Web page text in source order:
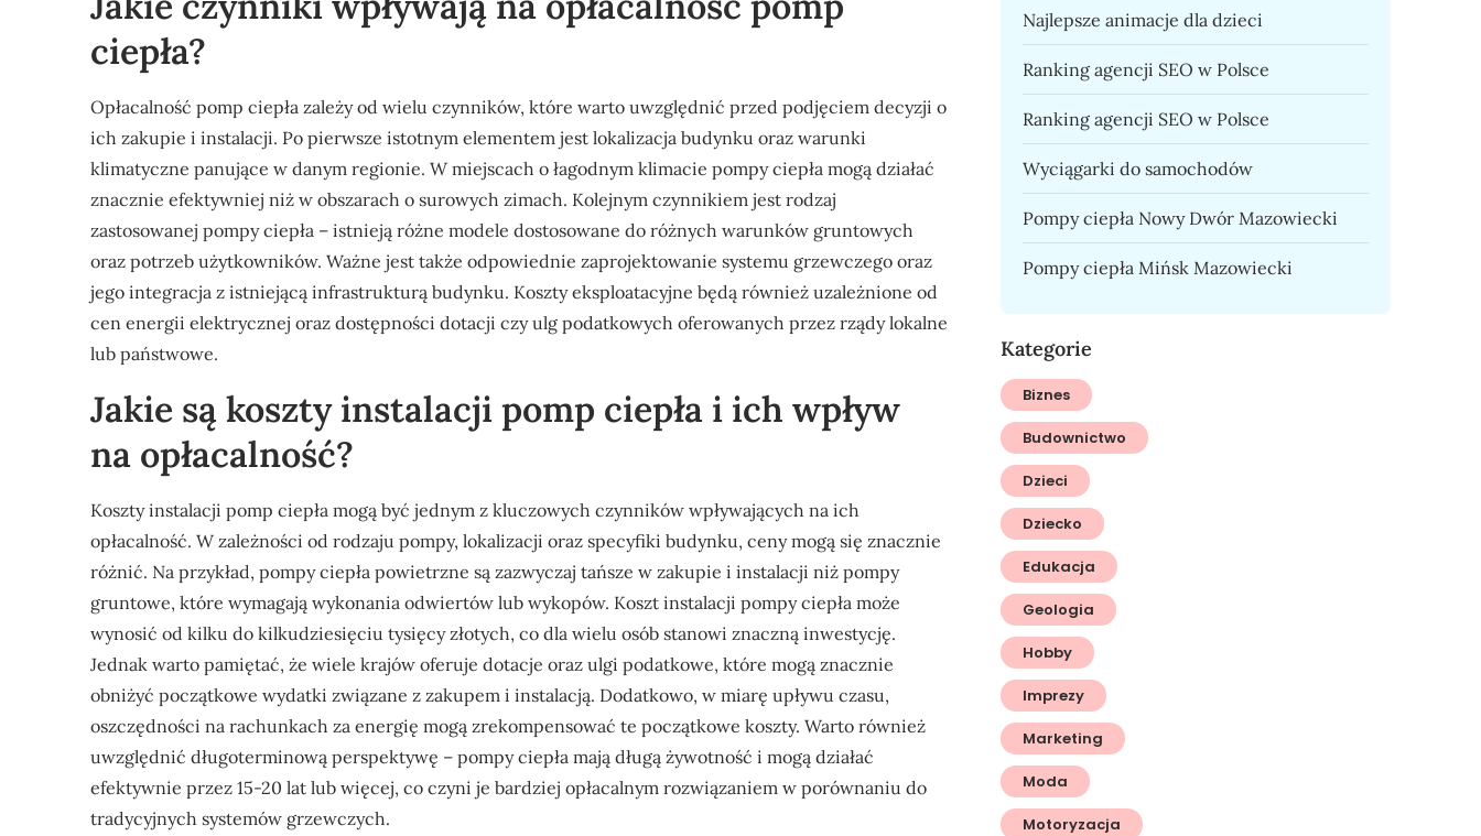
ciepła?
Opłacalność pomp ciepła zależy od wielu czynników, które warto uwzględnić przed podjęciem decyzji o
ich zakupie i instalacji. Po pierwsze istotnym elementem jest lokalizacja budynku oraz warunki
klimatyczne panujące w danym regionie. W miejscach o łagodnym klimacie pompy ciepła mogą działać
znacznie efektywniej niż w obszarach o surowych zimach. Kolejnym czynnikiem jest rodzaj
zastosowanej pompy ciepła – istnieją różne modele dostosowane do różnych warunków gruntowych
oraz potrzeb użytkowników. Ważne jest także odpowiednie zaprojektowanie systemu grzewczego oraz
jego integracja z istniejącą infrastrukturą budynku. Koszty eksploatacyjne będą również uzależnione od
cen energii elektrycznej oraz dostępności dotacji czy ulg podatkowych oferowanych przez rządy lokalne
lub państwowe.
Jakie są koszty instalacji pomp ciepła i ich wpływ
na opłacalność?
Koszty instalacji pomp ciepła mogą być jednym z kluczowych czynników wpływających na ich
opłacalność. W zależności od rodzaju pompy, lokalizacji oraz specyfiki budynku, ceny mogą się znacznie
różnić. Na przykład, pompy ciepła powietrzne są zazwyczaj tańsze w zakupie i instalacji niż pompy
gruntowe, które wymagają wykonania odwiertów lub wykopów. Koszt instalacji pompy ciepła może
wynosić od kilku do kilkudziesięciu tysięcy złotych, co dla wielu osób stanowi znaczną inwestycję.
Jednak warto pamiętać, że wiele krajów oferuje dotacje oraz ulgi podatkowe, które mogą znacznie
obniżyć początkowe wydatki związane z zakupem i instalacją. Dodatkowo, w miarę upływu czasu,
oszczędności na rachunkach za energię mogą zrekompensować te początkowe koszty. Warto również
uwzględnić długoterminową perspektywę – pompy ciepła mają długą żywotność i mogą działać
efektywnie przez 15-20 lat lub więcej, co czyni je bardziej opłacalnym rozwiązaniem w porównaniu do
tradycyjnych systemów grzewczych.
Najlepsze animacje dla dzieci
Ranking agencji SEO w Polsce
Ranking agencji SEO w Polsce
Wyciągarki do samochodów
Pompy ciepła Nowy Dwór Mazowiecki
Pompy ciepła Mińsk Mazowiecki
Kategorie
Biznes
Budownictwo
Dzieci
Dziecko
Edukacja
Geologia
Hobby
Imprezy
Marketing
Moda
Motoryzacja